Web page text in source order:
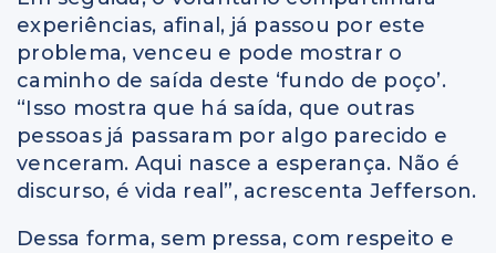
experiências, afinal, já passou por este
problema, venceu e pode mostrar o
caminho de saída deste ‘fundo de poço’.
“Isso mostra que há saída, que outras
pessoas já passaram por algo parecido e
venceram. Aqui nasce a esperança. Não é
discurso, é vida real”, acrescenta Jefferson.
Dessa forma, sem pressa, com respeito e